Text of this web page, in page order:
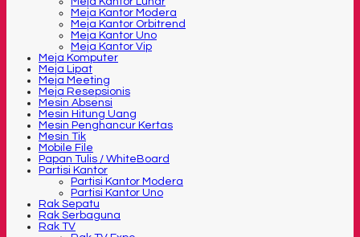
Meja Kantor Modera
Meja Kantor Orbitrend
Meja Kantor Uno
Meja Kantor Vip
Meja Komputer
Meja Lipat
Meja Meeting
Meja Resepsionis
Mesin Absensi
Mesin Hitung Uang
Mesin Penghancur Kertas
Mesin Tik
Mobile File
Papan Tulis / WhiteBoard
Partisi Kantor
Partisi Kantor Modera
Partisi Kantor Uno
Rak Sepatu
Rak Serbaguna
Rak TV